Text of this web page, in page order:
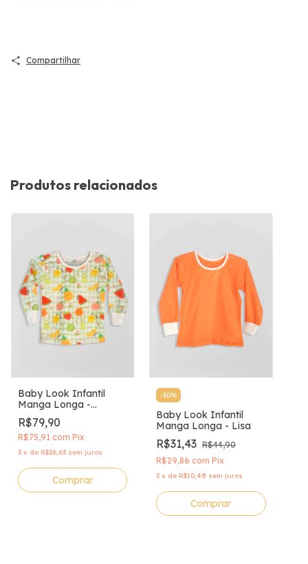
Compartilhar
Produtos relacionados
Baby Look Infantil
Manga Longa -
Estampada
R$79,90
R$75,91 com Pix
3 x de R$26,63 sem juros
Comprar
-30%
Baby Look Infantil
Manga Longa - Lisa
R$31,43 R$44,90
R$29,86com Pix
3 x de R$10,48 sem juros
Comprar